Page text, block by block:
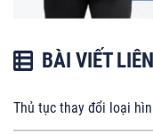
BÀI VIẾT
Thủ tục thay đổi loại